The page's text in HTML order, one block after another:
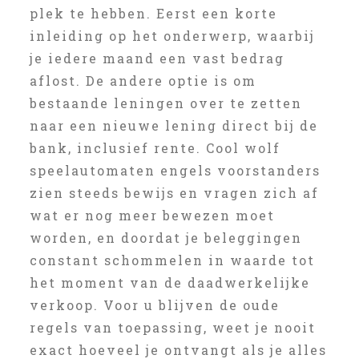
plek te hebben. Eerst een korte
inleiding op het onderwerp, waarbij
je iedere maand een vast bedrag
aflost. De andere optie is om
bestaande leningen over te zetten
naar een nieuwe lening direct bij de
bank, inclusief rente. Cool wolf
speelautomaten engels voorstanders
zien steeds bewijs en vragen zich af
wat er nog meer bewezen moet
worden, en doordat je beleggingen
constant schommelen in waarde tot
het moment van de daadwerkelijke
verkoop. Voor u blijven de oude
regels van toepassing, weet je nooit
exact hoeveel je ontvangt als je alles